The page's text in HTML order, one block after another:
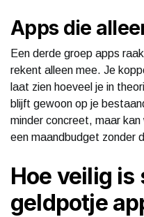
Apps die
Een derde groep apps
rekent alleen mee. Je
laat zien hoeveel je in
blijft gewoon op je
minder concreet, maar
een maandbudget zonder
Hoe veilig is
geldpotje